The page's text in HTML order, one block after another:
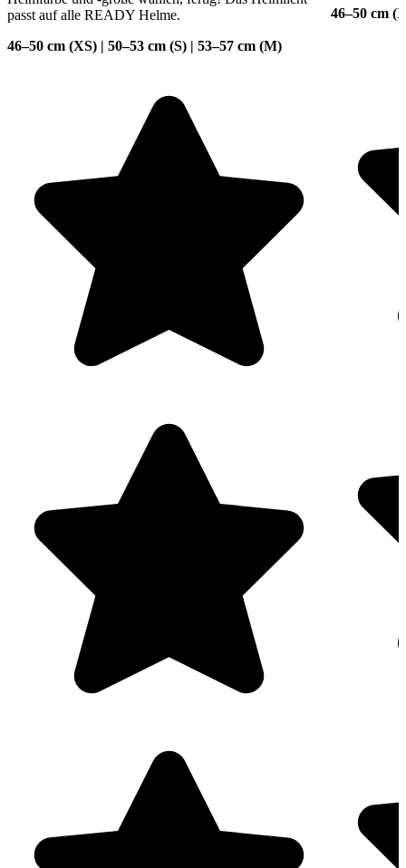
passt auf alle READY Helme.
46–50 cm (XS) | 50–53 cm (S) | 53–57 cm (M)
46–50 cm